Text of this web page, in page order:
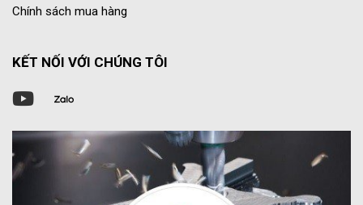
Chính sách mua hàng
KẾT NỐI VỚI CHÚNG TÔI